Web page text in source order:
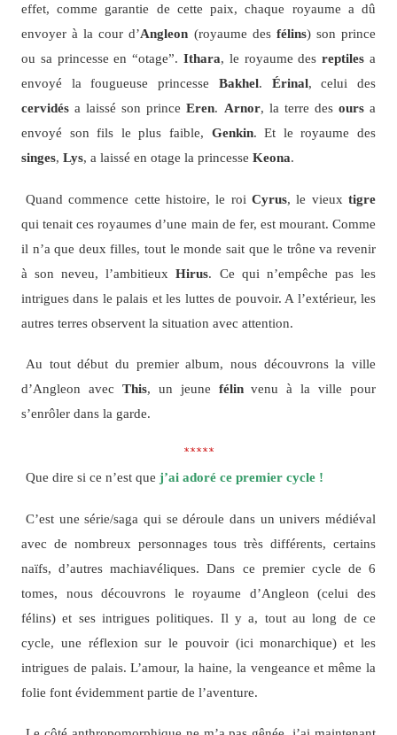
effet, comme garantie de cette paix, chaque royaume a dû
envoyer à la cour d’Angleon (royaume des félins) son prince
ou sa princesse en “otage”. Ithara, le royaume desreptiles a
envoyé la fougueuse princesse Bakhel. Érinal, celui des
cervidésa laissé son princeEren. Arnor, la terre des oursa
envoyé son fils le plus faible, Genkin. Et le royaume des
singes, Lys, a laissé en otage la princesse Keona.
Quand commence cette histoire, le roiCyrus, le vieuxtigre
qui tenait ces royaumes d’une main de fer, est mourant. Comme
il n’a que deux filles, tout le monde sait que le trône va revenir
à son neveu, l’ambitieuxHirus. Ce qui n’empêche pas les
intrigues dans le palais et les luttes de pouvoir. A l’extérieur, les
autres terres observent la situation avec attention.
Au tout début du premier album, nous découvrons la ville
d’Angleon avec This, un jeune félinvenu à la ville pour
s’enrôler dans la garde.
*****
Que dire si ce n’est que j’ai adoré ce premier cycle !
C’est une série/saga qui se déroule dans un univers médiéval
avec de nombreux personnages tous très différents, certains
naïfs, d’autres machiavéliques. Dans ce premier cycle de 6
tomes, nous découvrons le royaume d’Angleon (celui des
félins) et ses intrigues politiques. Il y a, tout au long de ce
cycle, une réflexion sur le pouvoir (ici monarchique) et les
intrigues de palais. L’amour, la haine, la vengeance et même la
folie font évidemment partie de l’aventure.